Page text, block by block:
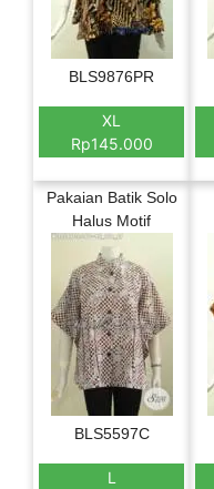
BLS9876PR
XL
Rp145.000
Pakaian Batik Solo
Halus Motif
BLS5597C
L